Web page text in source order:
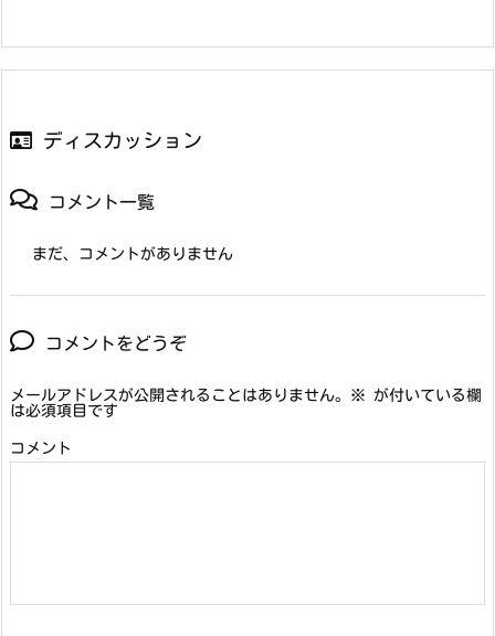
ディスカッション
コメント一覧
まだ、コメントがありません
コメントをどうぞ
メールアドレスが公開されることはありません。 ※ が付いている欄
は必須項目です
コメント